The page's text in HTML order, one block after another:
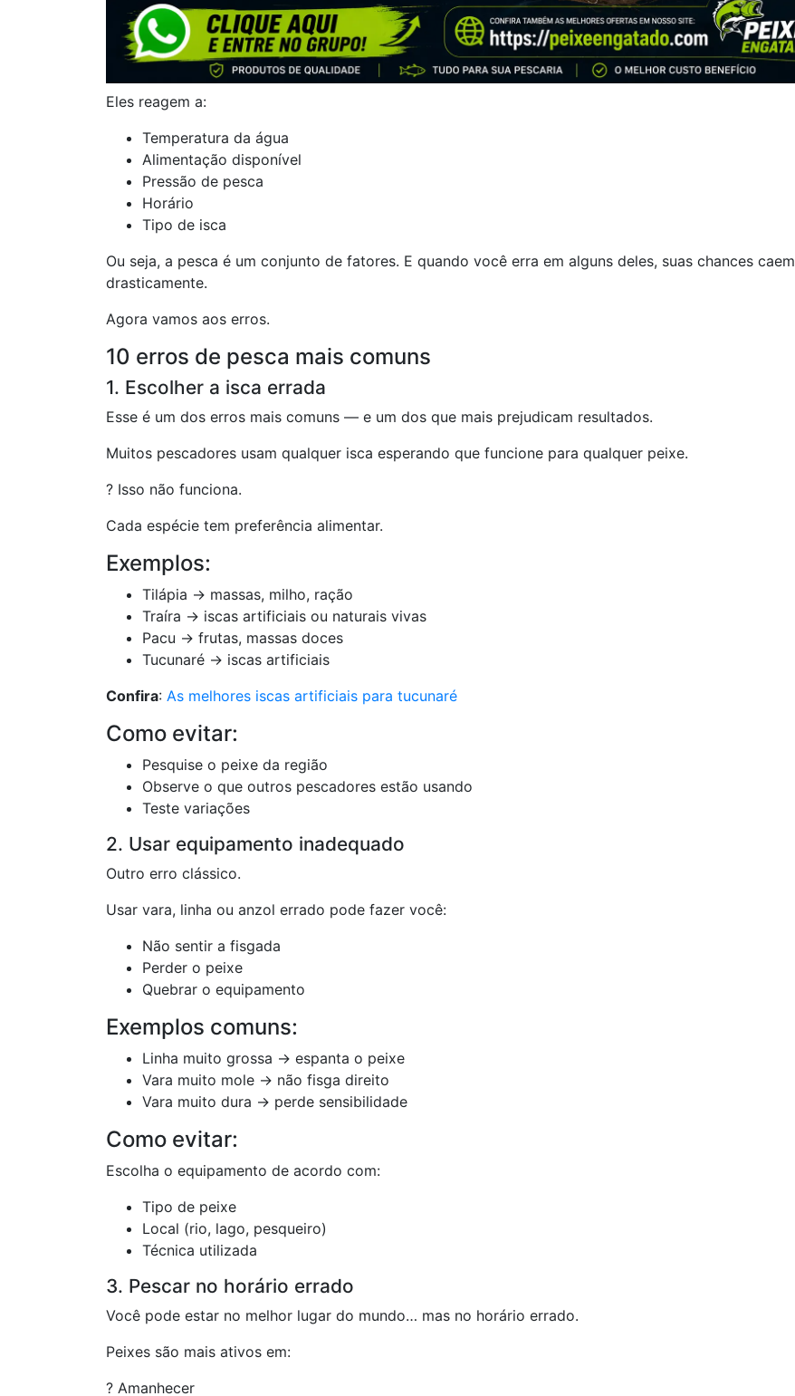
Eles reagem a:
Temperatura da água
Alimentação disponível
Pressão de pesca
Horário
Tipo de isca
Ou seja, a pesca é um conjunto de fatores. E quando você erra em alguns deles, suas chances caem
drasticamente.
Agora vamos aos erros.
10 erros de pesca mais comuns
1. Escolher a isca errada
Esse é um dos erros mais comuns — e um dos que mais prejudicam resultados.
Muitos pescadores usam qualquer isca esperando que funcione para qualquer peixe.
? Isso não funciona.
Cada espécie tem preferência alimentar.
Exemplos:
Tilápia → massas, milho, ração
Traíra → iscas artificiais ou naturais vivas
Pacu → frutas, massas doces
Tucunaré → iscas artificiais
Confira: As melhores iscas artificiais para tucunaré
Como evitar:
Pesquise o peixe da região
Observe o que outros pescadores estão usando
Teste variações
2. Usar equipamento inadequado
Outro erro clássico.
Usar vara, linha ou anzol errado pode fazer você:
Não sentir a fisgada
Perder o peixe
Quebrar o equipamento
Exemplos comuns:
Linha muito grossa → espanta o peixe
Vara muito mole → não fisga direito
Vara muito dura → perde sensibilidade
Como evitar:
Escolha o equipamento de acordo com:
Tipo de peixe
Local (rio, lago, pesqueiro)
Técnica utilizada
3. Pescar no horário errado
Você pode estar no melhor lugar do mundo… mas no horário errado.
Peixes são mais ativos em:
? Amanhecer